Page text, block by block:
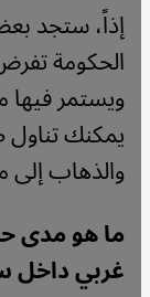
إذاً، ستجد
الحكومة
ويستمر فيها
يمكنك تناول
والذهاب
ما هو مدى
غربي داخل